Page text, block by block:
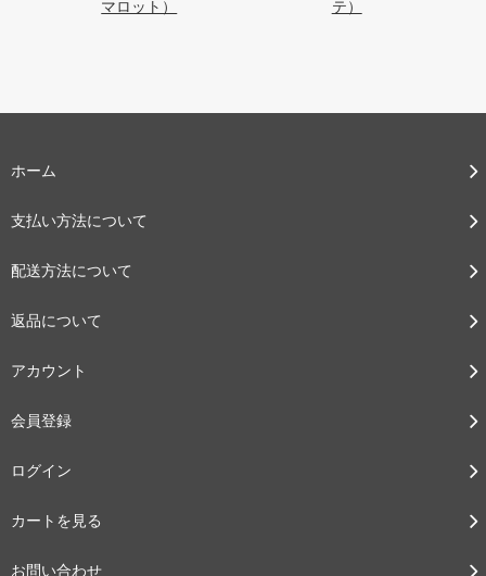
マロット）
テ）
ホーム
支払い方法について
配送方法について
返品について
アカウント
会員登録
ログイン
カートを見る
お問い合わせ